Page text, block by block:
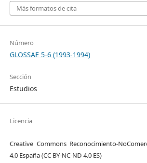
Más formatos de cita
Número
GLOSSAE 5-6 (1993-1994)
Sección
Estudios
Licencia
Creative Commons Reconocimiento-
4.0 España (CC BY-NC-ND 4.0 ES)